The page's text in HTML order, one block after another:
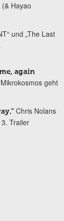
Hayao
und „The Last
again
geht
Chris Nolans
3. Trailer